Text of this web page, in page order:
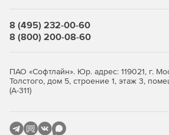
8 (495) 232-00-60
8 (800) 200-08-60
ПАО «Софтлайн». Юр. адрес: 119021, г.
Толстого, дом 5, строение 1, этаж 3,
(А-311)